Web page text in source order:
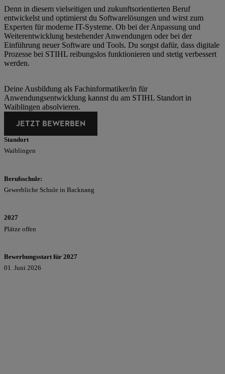
Denn in diesem vielseitigen und zukunftsorientierten Beruf
entwickelst und optimierst du Softwarelösungen und wirst zum
Experten für moderne IT-Systeme. Ob bei der Anpassung und
Weiterentwicklung bestehender Anwendungen oder bei der
Einführung neuer Software und Tools. Du sorgst dafür, dass digitale
Prozesse bei STIHL reibungslos funktionieren und stetig verbessert
werden.
Deine Ausbildung als Fachinformatiker/in für
Anwendungsentwicklung kannst du am STIHL Standort in
Waiblingen absolvieren.
JETZT BEWERBEN
Standort
Waiblingen
Berufsschule:
Gewerbliche Schule in Backnang
2027
Plätze offen
Bewerbungsstart für 2027
01. Juni 2026